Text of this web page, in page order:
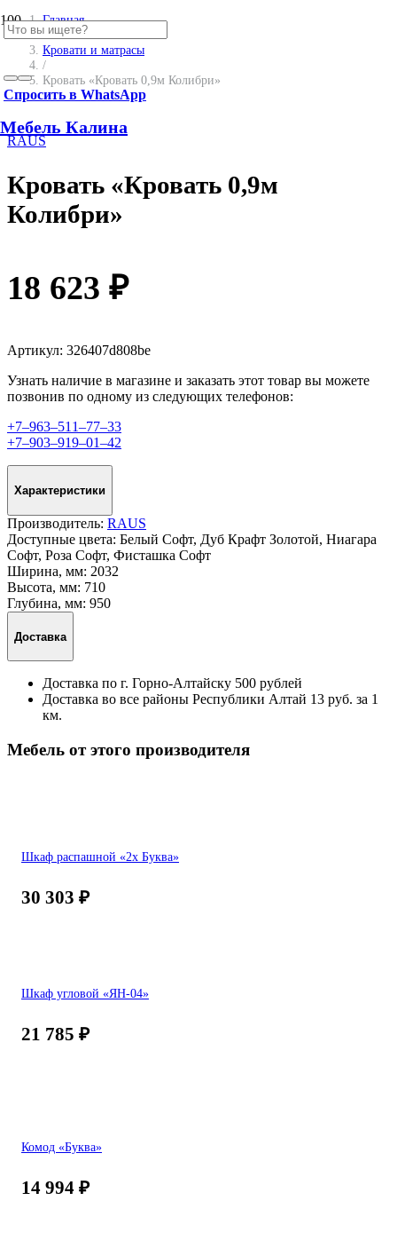
Спросить в WhatsApp
Мебель Калина
Главная
/
Кровати и матрасы
/
Кровать «Кровать 0,9м Колибри»
RAUS
Кровать «Кровать 0,9м
Колибри»
18 623 ₽
Артикул: 326407d808be
Узнать наличие в магазине и заказать этот товар вы можете
позвонив по одному из следующих телефонов:
+7‒963‒511‒77‒33
+7‒903‒919‒01‒42
Характеристики
Производитель: RAUS
Доступные цвета: Белый Софт, Дуб Крафт Золотой, Ниагара
Софт, Роза Софт, Фисташка Софт
Ширина, мм: 2032
Высота, мм: 710
Глубина, мм: 950
Доставка
Доставка по г. Горно-Алтайску 500 рублей
Доставка во все районы Республики Алтай 13 руб. за 1
км.
Мебель от этого производителя
Шкаф распашной «2х Буква»
30 303 ₽
Шкаф угловой «ЯН-04»
21 785 ₽
Комод «Буква»
14 994 ₽